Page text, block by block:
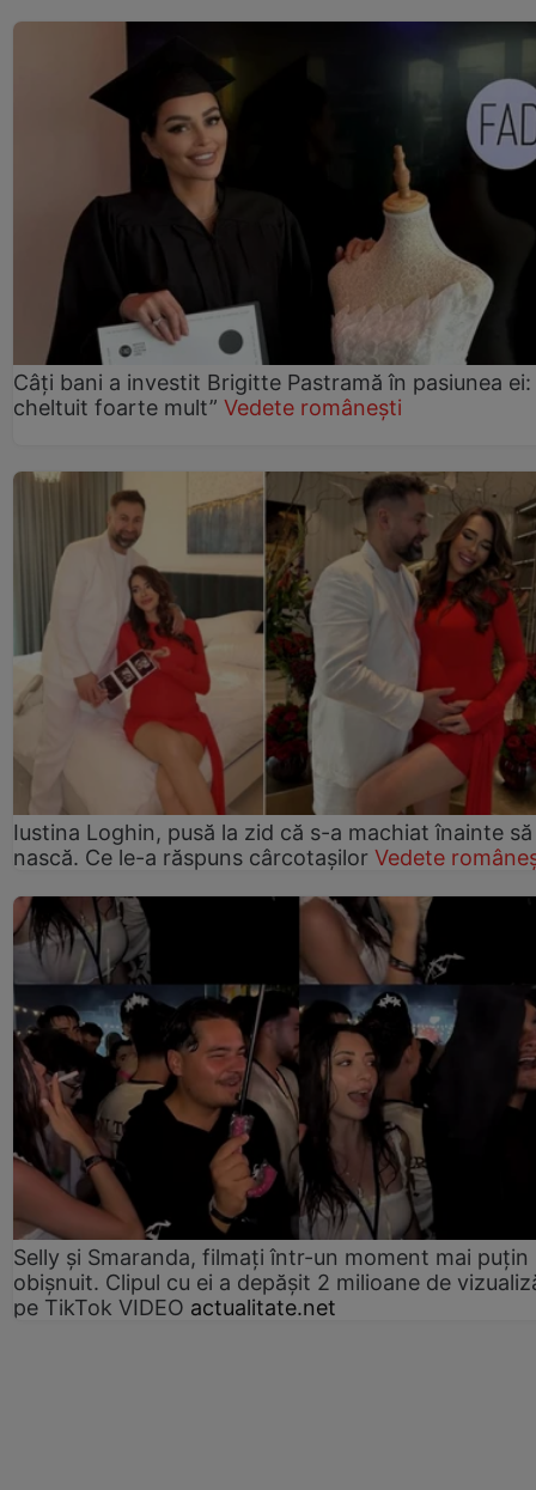
Câți bani a investit Brigitte Pastramă în pasiunea ei:
cheltuit foarte mult” Vedete românești
Iustina Loghin, pusă la zid că s-a machiat înainte să
nască. Ce le-a răspuns cârcotașilor Vedete
Selly și Smaranda, filmați într-un moment mai puțin
obișnuit. Clipul cu ei a depășit 2 milioane de
pe TikTok VIDEO actualitate.net